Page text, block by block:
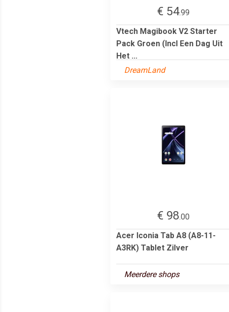
€ 54.99
Vtech Magibook V2 Starter
Pack Groen (Incl Een Dag Uit
Het ...
DreamLand
€ 98.00
Acer Iconia Tab A8 (A8-11-
A3RK) Tablet Zilver
Meerdere shops